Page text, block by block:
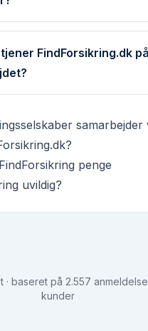
FindForsikring.dk på
samarbejder
penge
uvildig?
· baseret på 2.557
kunder